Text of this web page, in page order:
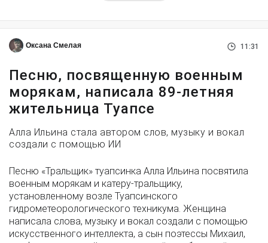
Оксана Смелая 11:31
Песню, посвященную военным
морякам, написала 89-летняя
жительница Туапсе
Алла Ильина стала автором слов, музыку и вокал
создали с помощью ИИ
Песню «Тральщик» туапсинка Алла Ильина посвятила
военным морякам и катеру-тральщику,
установленному возле Туапсинского
гидрометеорологического техникума. Женщина
написала слова, музыку и вокал создали с помощью
искусственного интеллекта, а сын поэтессы Михаил,